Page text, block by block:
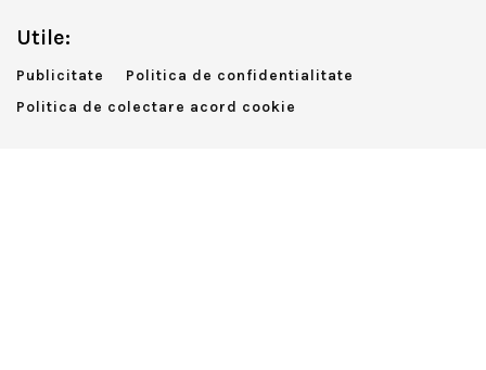
Utile:
Publicitate
Politica de confidentialitate
Politica de colectare acord cookie